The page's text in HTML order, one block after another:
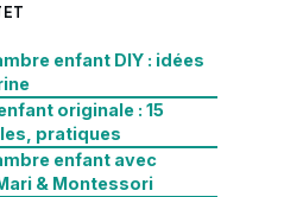
enfant DIY : idées
originale : 15
pratiques
enfant avec
& Montessori